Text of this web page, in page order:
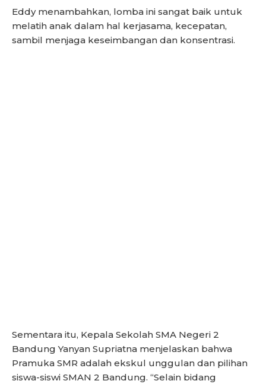
Eddy menambahkan, lomba ini sangat baik untuk
melatih anak dalam hal kerjasama, kecepatan,
sambil menjaga keseimbangan dan konsentrasi.
Sementara itu, Kepala Sekolah SMA Negeri 2
Bandung Yanyan Supriatna menjelaskan bahwa
Pramuka SMR adalah ekskul unggulan dan pilihan
siswa-siswi SMAN 2 Bandung. “Selain bidang